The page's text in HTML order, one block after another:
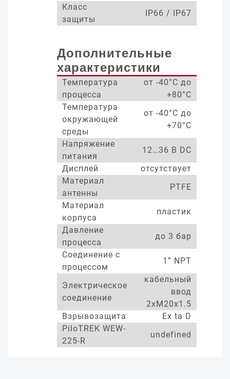
Класс
защиты
IP66 / IP67
Дополнительные
характеристики
Температура
процесса
от -40°С до
+80°С
Температура
окружающей
среды
от -40°С до
+70°С
Напряжение
питания
12…36 В DC
Дисплей
отсутствует
Материал
антенны
PTFE
Материал
корпуса
пластик
Давление
процесса
до 3 бар
Соединение с
процессом
1” NPT
Электрическое
соединение
кабельный
ввод
2xM20x1.5
Взрывозащита
Ex ta D
PiloTREK WEW-
225-R
undefined